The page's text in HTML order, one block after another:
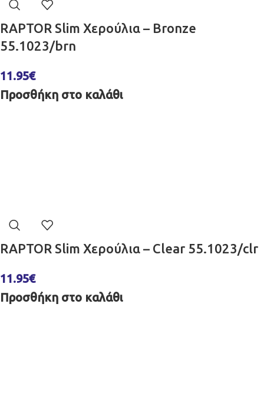
RAPTOR Slim Χερούλια – Bronze
55.1023/brn
11.95€
Προσθήκη στο καλάθι
RAPTOR Slim Χερούλια – Clear 55.1023/clr
11.95€
Προσθήκη στο καλάθι